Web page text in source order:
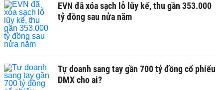
EVN đã xóa sạch lỗ lũy kế, thu gần 353.000
tỷ đồng sau nửa năm
Tự doanh sang tay gần 700 tỷ đồng cổ phiếu
DMX cho ai?